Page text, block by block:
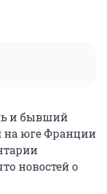
и бывший
на юге Франции
новостей о